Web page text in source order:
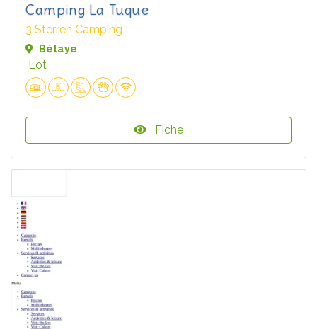
Camping La Tuque
3 Sterren Camping
Bélaye
Lot
Fiche